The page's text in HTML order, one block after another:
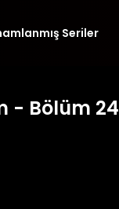
Seriler
- Bölüm 24